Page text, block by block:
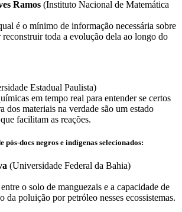
Ramos (Instituto Nacional de Matemática
é o mínimo de informação necessária sobre
reconstruir toda a evolução dela ao longo do
Estadual Paulista)
em tempo real para entender se certos
dos materiais na verdade são um estado
facilitam as reações.
docs negros e indígenas selecionados:
(Universidade Federal da Bahia)
o solo de manguezais e a capacidade de
da poluição por petróleo nesses ecossistemas.